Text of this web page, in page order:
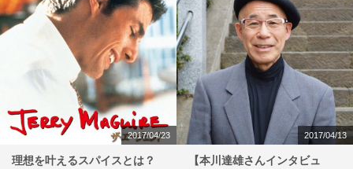
2017/04/23
理想を叶えるスパイスとは？
2017/04/13
【本川達雄さんインタビュ